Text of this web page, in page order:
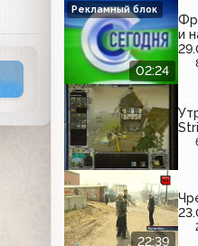
02:24
и
Рекламный блок
22:39